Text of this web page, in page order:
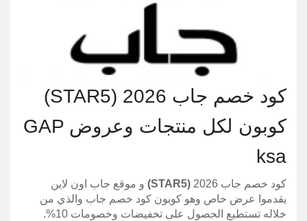
كود خصم جاب 2026 (STAR5)
كوبون لكل منتجات وعروض GAP
ksa
كود خصم جاب 2026 (
STAR5
) و موقع جاب اون لاين
يقدموا عرض خاص وهو كوبون كود خصم جاب والذي من
خلاله تستطيع الحصول على تخفيضات وخصومات 10%.